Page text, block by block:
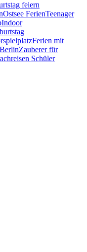
feiern
Ostsee FerienTeenager
Indoor
Ferien mit
Zauberer für
Schüler